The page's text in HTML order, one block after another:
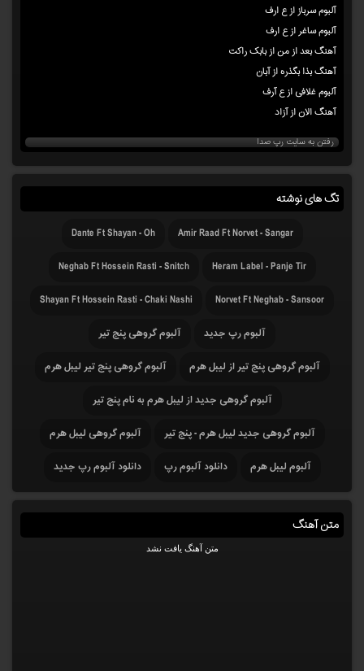
آلبوم سرباز از ع ارف
آلبوم ساغر از ع ارف
آهنگ بعد از من از بابک راکت
آهنگ بذا بگذره از آبان
آلبوم غلافی از ع آرف
آهنگ الان از آزاد
رفتن به سایت رپ صدا
تگ های نوشته
Amir Raad Ft Norvet - Sangar
Dante Ft Shayan - Oh
Heram Label - Panje Tir
Neghab Ft Hossein Rasti - Snitch
Norvet Ft Neghab - Sansoor
Shayan Ft Hossein Rasti - Chaki Nashi
آلبوم رپ جدید
آلبوم گروهی پنج تیر
آلبوم گروهی پنج تیر از لیبل هرم
آلبوم گروهی پنج تیر لیبل هرم
آلبوم گروهی جدید از لیبل هرم به نام پنج تیر
آلبوم گروهی جدید لیبل هرم - پنج تیر
آلبوم گروهی لیبل هرم
آلبوم لیبل هرم
دانلود آلبوم رپ دانلود آلبوم رپ جدید
متن آهنگ
متن آهنگ یافت نشد